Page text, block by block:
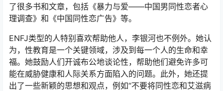
了很多书和文章，包括《暴力与爱——中国男同性恋者心
理调查》和《中国同性恋广告》等。
ENFJ类型的人特别喜欢帮助他人，李银河也不例外。她认
为，性教育是一个关键领域，涉及到每一个人的生命和幸
福。她鼓励人们开诚布公地谈论性，帮助他们避免许多可
能在威胁健康和人际关系方面陷入的问题。此外，她还提
出了一些新颖的思想和观点，例如“不要将同性恋和艾滋病